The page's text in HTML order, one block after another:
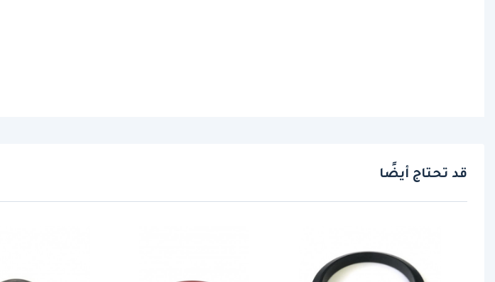
قد تحتاج أيضًا